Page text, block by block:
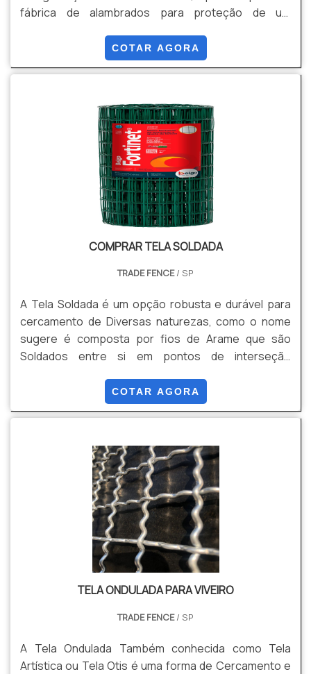
fábrica de alambrados para proteção de um
principalmente em cidades de interior como Vinhedo
e Atibaia.Opções de alambradosUma fábrica de
com aplicações favoráveis em locais determinados.
Essas fabricas oferecem.
COTAR AGORA
COMPRAR TELA SOLDADA
TRADE FENCE/ SP
A Tela Soldada é um opção robusta e durável para
cercamento de Diversas naturezas, como o nome
sugere é composta por fios de Arame que são
Soldados entre si em pontos de interseção
segurança para uma ampla gama de aplicações.
Apresenta diversas malhas, retangulares e
camada de Zinco, e Galvanizadas + Revestimento em
PVC. Dentre suas Vantagens estão: Resistência,
Segurança, Estabilidade, Durabilidade, Versatilidade,
Facilidade de instalação, Entre outros.
COTAR AGORA
TELA ONDULADA PARA VIVEIRO
TRADE FENCE/ SP
A Tela Ondulada Também conhecida como Tela
Artística ou Tela Otis é uma forma de Cercamento e